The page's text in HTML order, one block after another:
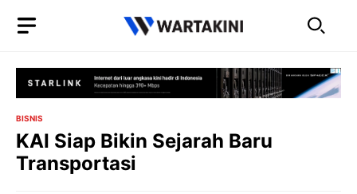
BISNIS
KAI Siap Bikin Sejarah Baru
Transportasi